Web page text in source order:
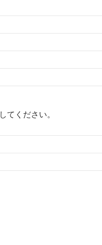
てください。